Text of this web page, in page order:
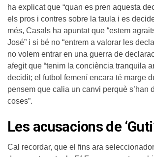
ha explicat que “quan es pren aquesta
els pros i contres sobre la taula i es
més, Casals ha apuntat que “estem
José” i si bé no “entrem a valorar les
no volem entrar en una guerra de
afegit que “tenim la conciència tranquila
decidit; el futbol femení encara té marge
pensem que calia un canvi perquè s’han
coses”.
Les acusacions de
Cal recordar, que el fins ara